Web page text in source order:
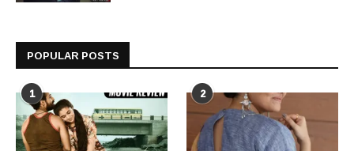
POPULAR POSTS
1 2